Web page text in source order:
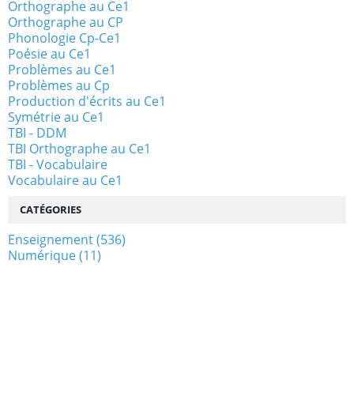
Orthographe au Ce1
Orthographe au CP
Phonologie Cp-Ce1
Poésie au Ce1
Problèmes au Ce1
Problèmes au Cp
Production d'écrits au Ce1
Symétrie au Ce1
TBI - DDM
TBI Orthographe au Ce1
TBI - Vocabulaire
Vocabulaire au Ce1
CATÉGORIES
Enseignement(536)
Numérique(11)